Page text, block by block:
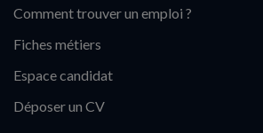
Comment trouver un emploi ?
Fiches métiers
Espace candidat
Déposer un CV